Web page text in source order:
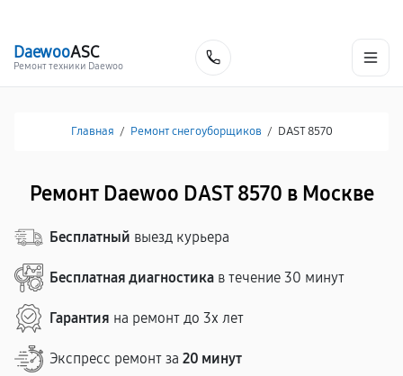
DaewooASC
Ремонт техники Daewoo
Главная / Ремонт снегоуборщиков / DAST 8570
Ремонт Daewoo DAST 8570 в Москве
Бесплатный выезд курьера
Бесплатная диагностика в течение 30 минут
Гарантия на ремонт до 3х лет
Экспресс ремонт за 20 минут